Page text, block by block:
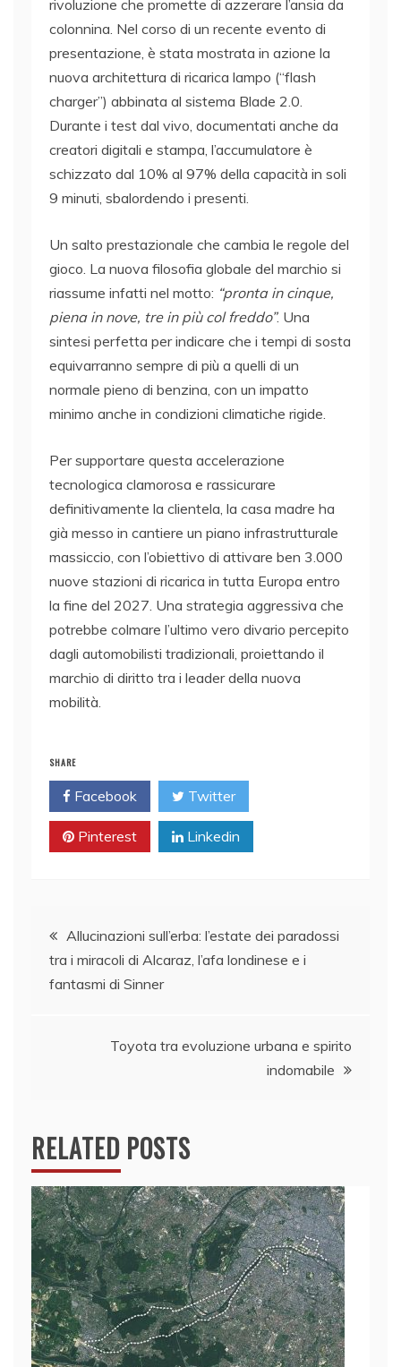
rivoluzione che promette di azzerare l’ansia da
colonnina. Nel corso di un recente evento di
presentazione, è stata mostrata in azione la
nuova architettura di ricarica lampo (“flash
charger”) abbinata al sistema Blade 2.0.
Durante i test dal vivo, documentati anche da
creatori digitali e stampa, l’accumulatore è
schizzato dal 10% al 97% della capacità in soli
9 minuti, sbalordendo i presenti.
Un salto prestazionale che cambia le regole del
gioco. La nuova filosofia globale del marchio si
riassume infatti nel motto: “pronta in cinque,
piena in nove, tre in più col freddo”. Una
sintesi perfetta per indicare che i tempi di sosta
equivarranno sempre di più a quelli di un
normale pieno di benzina, con un impatto
minimo anche in condizioni climatiche rigide.
Per supportare questa accelerazione
tecnologica clamorosa e rassicurare
definitivamente la clientela, la casa madre ha
già messo in cantiere un piano infrastrutturale
massiccio, con l’obiettivo di attivare ben 3.000
nuove stazioni di ricarica in tutta Europa entro
la fine del 2027. Una strategia aggressiva che
potrebbe colmare l’ultimo vero divario percepito
dagli automobilisti tradizionali, proiettando il
marchio di diritto tra i leader della nuova
mobilità.
SHARE
Facebook Twitter
Pinterest Linkedin
Navigazione
articoli
Allucinazioni sull’erba: l’estate dei paradossi
tra i miracoli di Alcaraz, l’afa londinese e i
fantasmi di Sinner
Toyota tra evoluzione urbana e spirito
indomabile
RELATED POSTS